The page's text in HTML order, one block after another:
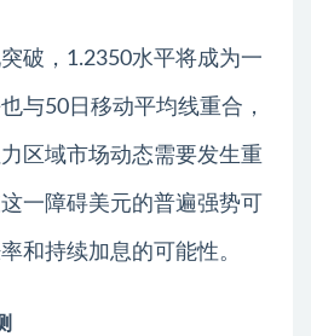
破，1.2350水平将成为一
与50日移动平均线重合，
区域市场动态需要发生重
一障碍美元的普遍强势可
和持续加息的可能性。